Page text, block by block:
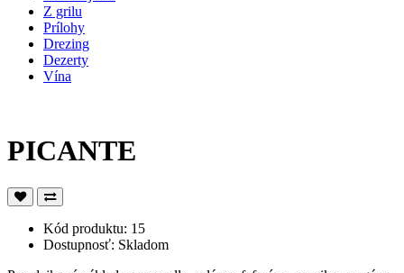
Z grilu
Prílohy
Drezing
Dezerty
Vína
PICANTE
Kód produktu: 15
Dostupnosť: Skladom